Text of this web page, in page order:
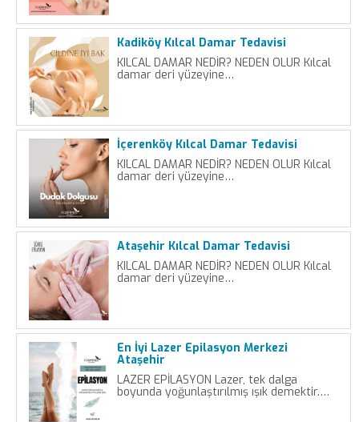
Kadiköy Kılcal Damar Tedavisi
KILCAL DAMAR NEDİR? NEDEN OLUR Kılcal
damar deri yüzeyine…
İçerenköy Kılcal Damar Tedavisi
KILCAL DAMAR NEDİR? NEDEN OLUR Kılcal
damar deri yüzeyine…
Ataşehir Kılcal Damar Tedavisi
KILCAL DAMAR NEDİR? NEDEN OLUR Kılcal
damar deri yüzeyine…
En İyi Lazer Epilasyon Merkezi
Ataşehir
LAZER EPİLASYON Lazer, tek dalga
boyunda yoğunlaştırılmış ışık demektir.…